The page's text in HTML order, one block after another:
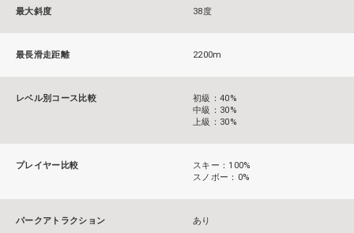
最大斜度 38度
最長滑走距離 2200m
レベル別コース比較
初級：40%
中級：30%
上級：30%
プレイヤー比較
スキー：100%
スノボー：0%
パークアトラクション あり